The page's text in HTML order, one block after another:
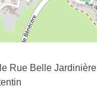
Rue Belle Jardinière